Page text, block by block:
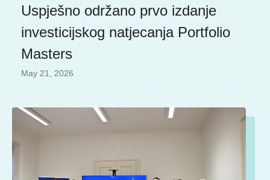
Uspješno održano prvo izdanje
investicijskog natjecanja Portfolio
Masters
May 21, 2026